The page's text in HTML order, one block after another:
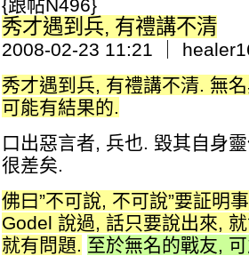
{跟帖N496}
秀才遇到兵, 有禮講不清
2008-02-23 11:21 ｜
秀才遇到兵, 有禮講不清. 無
可能有結果的.
口出惡言者, 兵也. 毀其自身
很差矣.
佛曰”不可說, 不可說”要証明
Godel 說過, 話只要說出來,
就有問題. 至於無名的戰友,